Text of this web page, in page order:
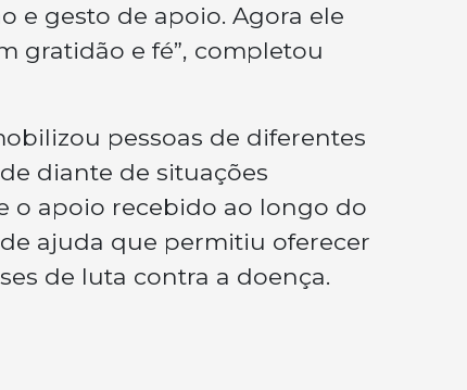
e gesto de apoio. Agora ele
gratidão e fé”, completou
pessoas de diferentes
diante de situações
o apoio recebido ao longo do
ajuda que permitiu oferecer
de luta contra a doença.